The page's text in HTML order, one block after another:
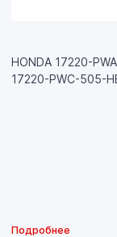
HONDA 17220-
17220-PWC-505-
Подробнее